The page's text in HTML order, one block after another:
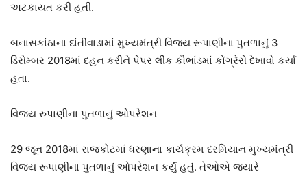
અટકાયત કરી હતી.
બનાસકાંઠાના દાંતીવાડામાં મુખ્યમંત્રી વિજય રૂપાણીના પુતળાનું 3
ડિસેમ્બર 2018માં દહન કરીને પેપર લીક કૌભાંડમાં કોંગ્રેસે દેખાવો કર્યા
હતા.
વિજય રુપાણીના પુતળાનું ઓપરેશન
29 જૂન 2018માં રાજકોટમાં ધરણાના કાર્યક્રમ દરમિયાન મુખ્યમંત્રી
વિજય રૂપાણીના પુતળાનું ઓપરેશન કર્યું હતું. તેઓએ જયારે